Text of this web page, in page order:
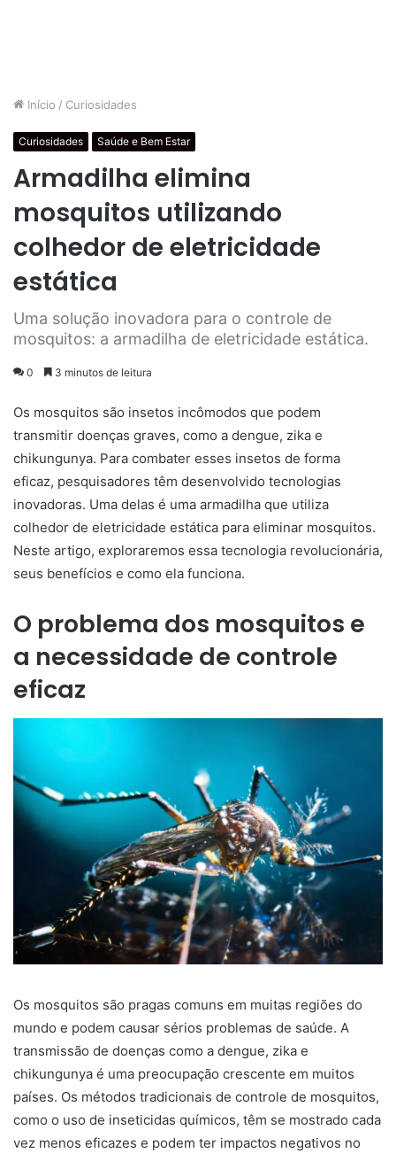
Início / Curiosidades
Curiosidades Saúde e Bem Estar
Armadilha elimina
mosquitos utilizando
colhedor de eletricidade
estática
Uma solução inovadora para o controle de
mosquitos: a armadilha de eletricidade estática.
0 3 minutos de leitura
Os mosquitos são insetos incômodos que podem
transmitir doenças graves, como a dengue, zika e
chikungunya. Para combater esses insetos de forma
eficaz, pesquisadores têm desenvolvido tecnologias
inovadoras. Uma delas é uma armadilha que utiliza
colhedor de eletricidade estática para eliminar mosquitos.
Neste artigo, exploraremos essa tecnologia revolucionária,
seus benefícios e como ela funciona.
O problema dos mosquitos e
a necessidade de controle
eficaz
Os mosquitos são pragas comuns em muitas regiões do
mundo e podem causar sérios problemas de saúde. A
transmissão de doenças como a dengue, zika e
chikungunya é uma preocupação crescente em muitos
países. Os métodos tradicionais de controle de mosquitos,
como o uso de inseticidas químicos, têm se mostrado cada
vez menos eficazes e podem ter impactos negativos no